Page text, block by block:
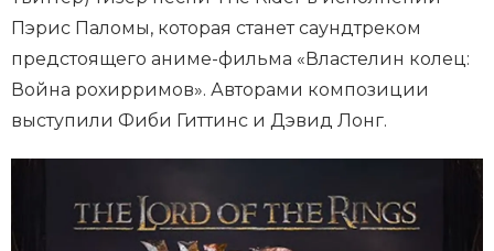
Пэрис Паломы, которая станет саундтреком
предстоящего аниме-фильма «Властелин колец:
Война рохирримов». Авторами композиции
выступили Фиби Гиттинс и Дэвид Лонг.